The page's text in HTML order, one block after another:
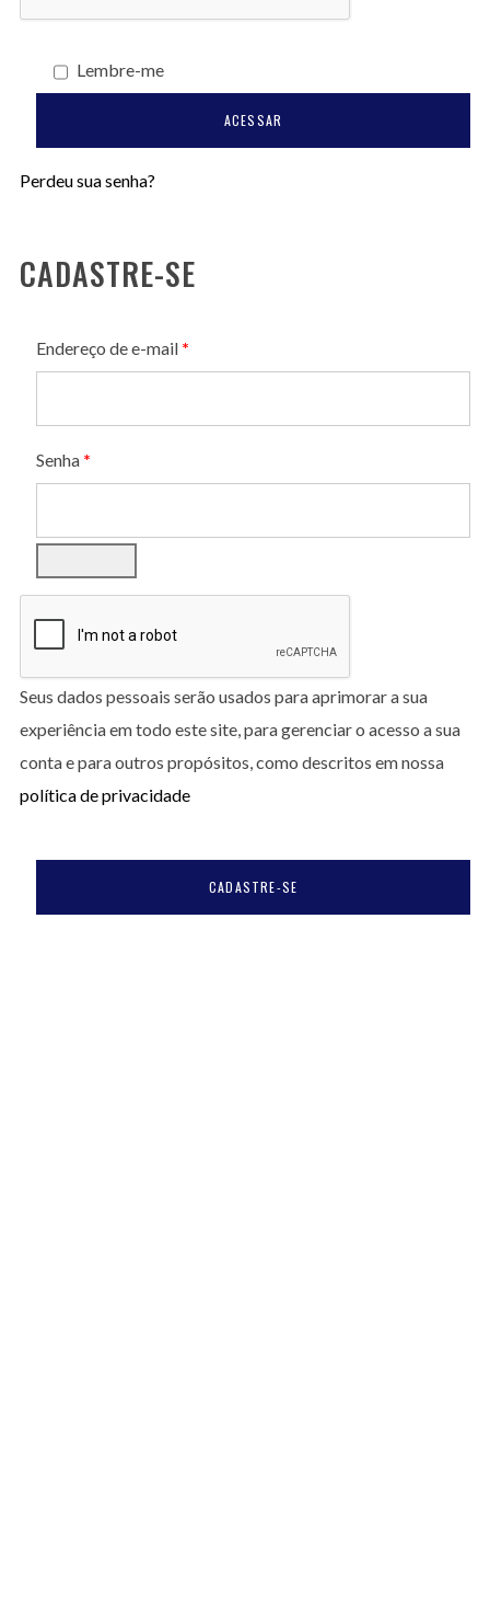
Lembre-me
ACESSAR
Perdeu sua senha?
CADASTRE-SE
Endereço de e-mail *Obrigatório
Senha *Obrigatório
Seus dados pessoais serão usados para aprimorar a sua
experiência em todo este site, para gerenciar o acesso a sua
conta e para outros propósitos, como descritos em nossa
política de privacidade
CADASTRE-SE